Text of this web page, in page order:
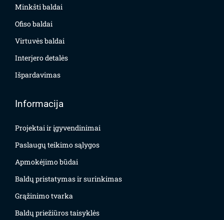
Minkšti baldai
Ofiso baldai
Virtuvės baldai
Interjero detalės
Išpardavimas
Informacija
Projektai ir įgyvendinimai
Paslaugų teikimo sąlygos
Apmokėjimo būdai
Baldų pristatymas ir surinkimas
Grąžinimo tvarka
Baldų priežiūros taisyklės